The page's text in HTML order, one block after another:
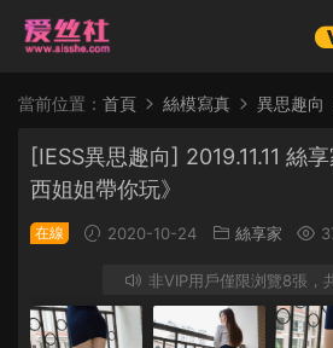
當前位置： 首頁 絲模寫真 異思趣向
[IESS異思趣向] 2019.11.11 絲
西姐姐帶你玩》
在線 2020-10-24 絲享家
非VIP用戶僅限浏覽8張，